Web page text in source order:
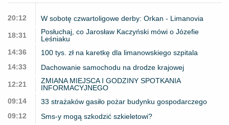
20:12 W sobotę czwartoligowe derby: Orkan - Limanovia
18:31
Posłuchaj, co Jarosław Kaczyński mówi o Józefie
Leśniaku
14:36
100 tys. zł na karetkę dla limanowskiego szpitala
14:33
Dachowanie samochodu na drodze krajowej
12:21
ZMIANA MIEJSCA I GODZINY SPOTKANIA
INFORMACYJNEGO
09:14
33 strażaków gasiło pożar budynku gospodarczego
09:12
Sms-y mogą szkodzić szkieletowi?